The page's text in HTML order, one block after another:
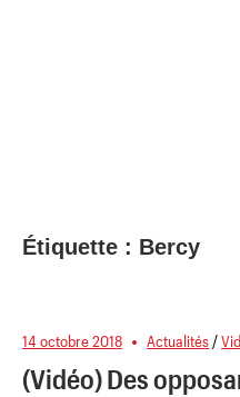
Étiquette : Bercy
14 octobre 2018 Actualités /
(Vidéo) Des